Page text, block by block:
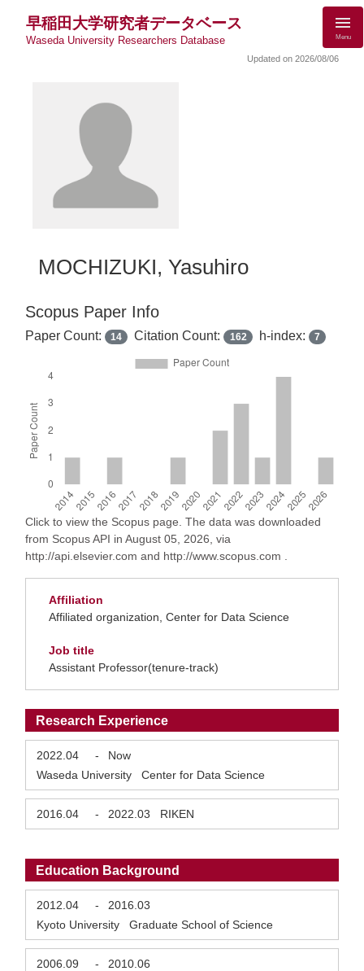
早稲田大学研究者データベース
Waseda University Researchers Database Menu
Updated on 2026/08/06
MOCHIZUKI, Yasuhiro
Scopus Paper Info
Paper Count: 14 Citation Count: 162 h-index: 7
Click to view the Scopus page. The data was downloaded
from Scopus API in August 05, 2026, via
http://api.elsevier.com and http://www.scopus.com .
Affiliation
Affiliated organization, Center for Data Science
Job title
Assistant Professor(tenure-track)
Research Experience
2022.04 -
Now
Waseda University Center for Data Science
2016.04 - 2022.03 RIKEN
Education Background
2012.04 -
2016.03
Kyoto University Graduate School of Science
2006.09 -
2010.06